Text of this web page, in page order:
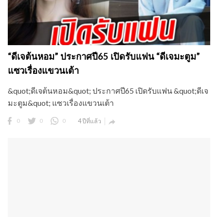
“ดีเจต้นหอม” ประกาศปี65 เปิดรับแฟน “ดีเจมะตูม”
แซวเรื่องแขวนเต้า
&quot;ดีเจต้นหอม&quot; ประกาศปี65 เปิดรับแฟน &quot;ดีเจ
มะตูม&quot; แซวเรื่องแขวนเต้า
0 0 0 4 ปีที่แล้ว 